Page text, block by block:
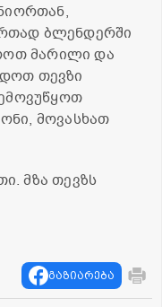
ბლენდერში
მარილი და
თევზი
მოვასხათ
მზა თევზს
გაზიარება